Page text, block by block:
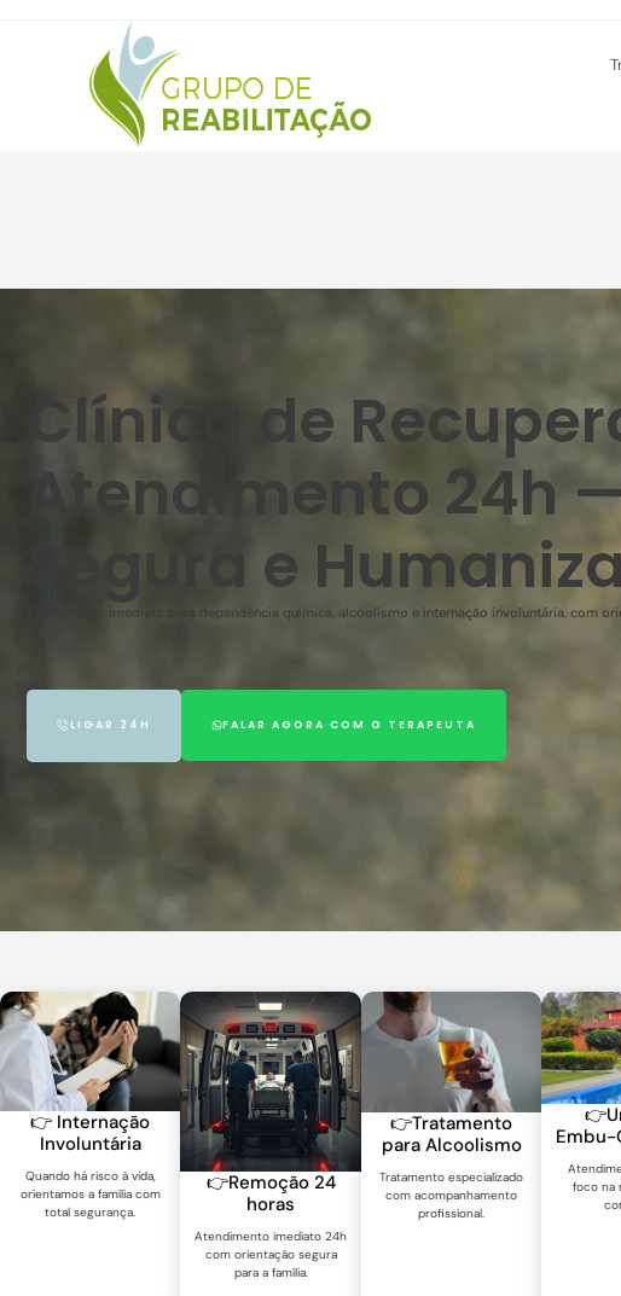
Clínica de
Atendimento 24h
Segura e
Acolhimento imediato para dependência química, alcoolismo e internação involuntária, com
LIGAR 24H FALAR AGORA COM O TERAPEUTA
👉 Internação
Involuntária
Quando há risco à vida,
orientamos a família com
total segurança.
👉Remoção 24
horas
Atendimento imediato 24h
com orientação segura
para a família.
👉Tratamento
para Alcoolismo
Tratamento especializado
com acompanhamento
profissional.
Embu-
foco na